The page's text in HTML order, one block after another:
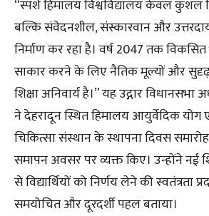
“स्पर्श हिमालय विश्वविद्यालय केवल कुशल
बल्कि संवेदनशील, संस्कारवान और
निर्माण कर रहा है। वर्ष 2047 तक
साकार करने के लिए नैतिक मूल्यों और
शिक्षा अनिवार्य है।” यह उद्गार
ने देहरादून स्थित हिमालय आयुर्वेदिक योग
चिकित्सा संस्थान के स्थापना दिवस
समापन अवसर पर व्यक्त किए। उन्होंने नई
से विद्यार्थियों को निर्णय लेने की स्वतंत्रता
समयोचित और दूरदर्शी पहल बताया।